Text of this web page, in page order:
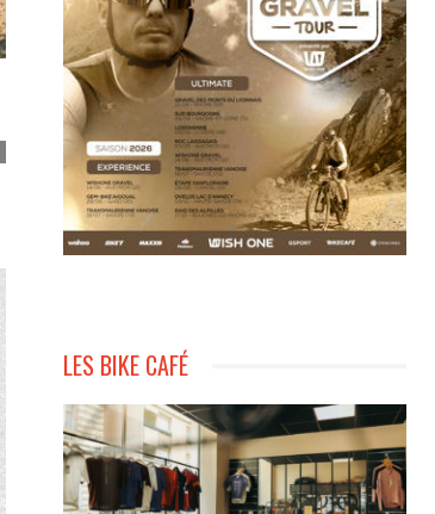
LES BIKE CAFÉ